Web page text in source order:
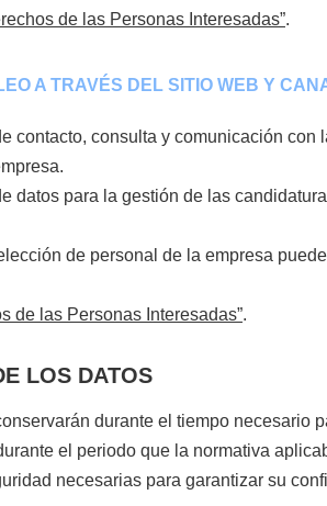
de las Personas Interesadas”.
A TRAVÉS DEL SITIO WEB Y
contacto, consulta y comunicación
datos para la gestión de las
de personal de la empresa
de las Personas Interesadas”.
LOS DATOS
durante el tiempo
el periodo que la normativa
necesarias para garantizar su